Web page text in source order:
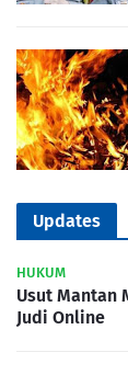
Updates
HUKUM
Usut Mantan
Judi Online